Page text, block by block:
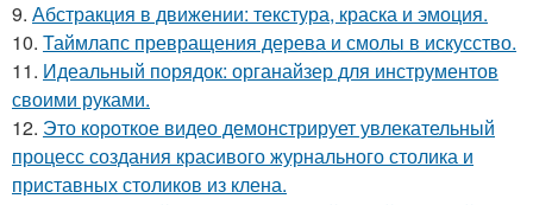
9. Абстракция в движении: текстура, краска и эмоция.
10. Таймлапс превращения дерева и смолы в искусство.
11. Идеальный порядок: органайзер для инструментов
своими руками.
12. Это короткое видео демонстрирует увлекательный
процесс создания красивого журнального столика и
приставных столиков из клена.